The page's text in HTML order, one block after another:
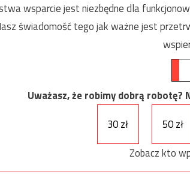
wsparcie jest niezbędne dla
świadomość tego jak ważne jest
Uważasz, że robimy dobrą robotę?
30 zł
50 zł
Zobacz kto